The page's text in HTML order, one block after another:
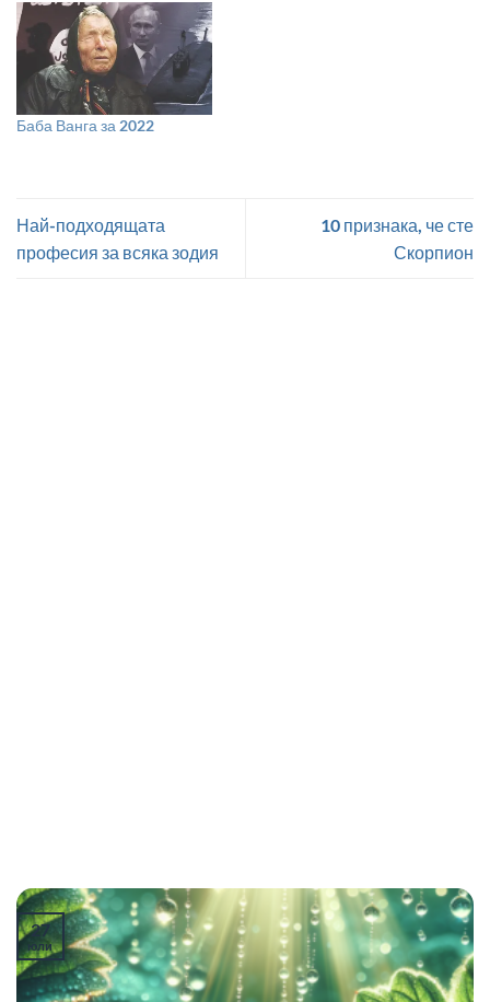
Баба Ванга за 2022
Най-подходящата
професия за всяка зодия
10 признака, че сте
Скорпион
27
юли